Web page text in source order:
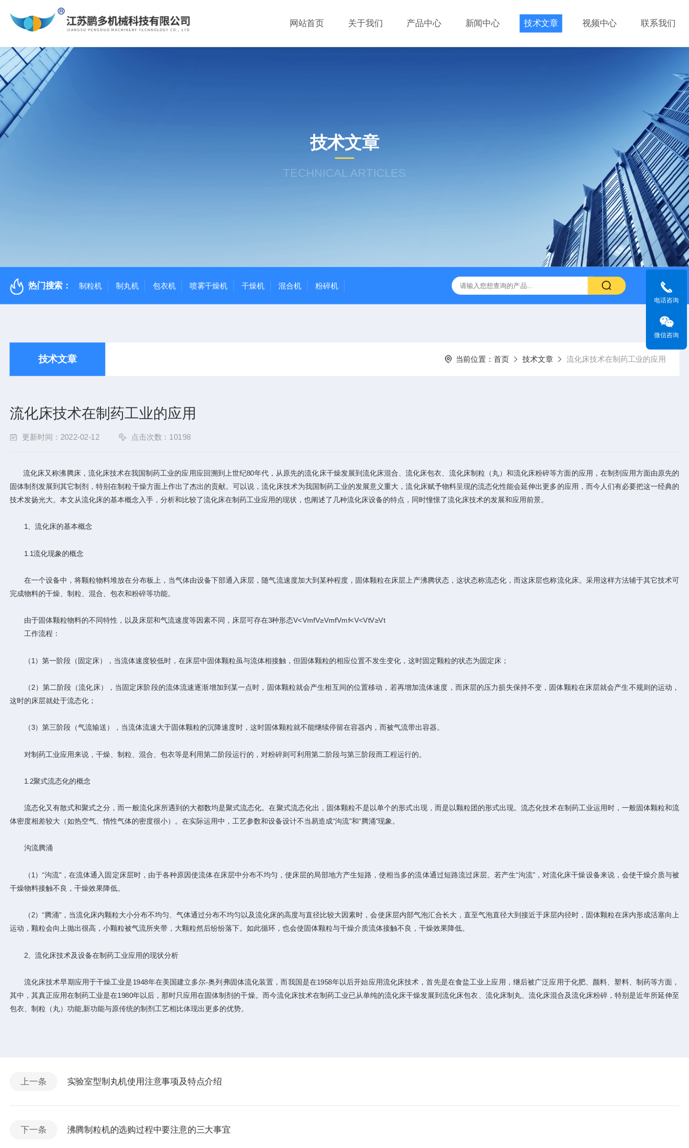
网站首页 关于我们 产品中心 新闻中心 技术文章 视频中心 联系我们
技术文章
TECHNICAL ARTICLES
热门搜索： 制粒机 制丸机 包衣机 喷雾干燥机 干燥机 混合机 粉碎机
技术文章 当前位置：首页 技术文章 流化床技术在制药工业的应用
流化床技术在制药工业的应用
更新时间：2022-02-12 点击次数：10198
流化床又称沸腾床，流化床技术在我国制药工业的应用应回溯到上世纪80年代，从原先的流化床干燥发展到流化床混合、流化床包衣、流化床制粒（丸）和流化床粉碎等方面的应用，在制剂应用方面由原先的
固体制剂发展到其它制剂，特别在制粒干燥方面上作出了杰出的贡献。可以说，流化床技术为我国制药工业的发展意义重大，流化床赋予物料呈现的流态化性能会延伸出更多的应用，而今人们有必要把这一经典的
技术发扬光大。本文从流化床的基本概念入手，分析和比较了流化床在制药工业应用的现状，也阐述了几种流化床设备的特点，同时憧憬了流化床技术的发展和应用前景。
1、流化床的基本概念
1.1流化现象的概念
在一个设备中，将颗粒物料堆放在分布板上，当气体由设备下部通入床层，随气流速度加大到某种程度，固体颗粒在床层上产沸腾状态，这状态称流态化，而这床层也称流化床。采用这样方法辅于其它技术可
完成物料的干燥、制粒、混合、包衣和粉碎等功能。
由于固体颗粒物料的不同特性，以及床层和气流速度等因素不同，床层可存在3种形态V<VmfV≥VmfVmf<V<VtV≥Vt
工作流程：
（1）第一阶段（固定床），当流体速度较低时，在床层中固体颗粒虽与流体相接触，但固体颗粒的相应位置不发生变化，这时固定颗粒的状态为固定床；
（2）第二阶段（流化床），当固定床阶段的流体流速逐渐增加到某一点时，固体颗粒就会产生相互间的位置移动，若再增加流体速度，而床层的压力损失保持不变，固体颗粒在床层就会产生不规则的运动，
这时的床层就处于流态化；
（3）第三阶段（气流输送），当流体流速大于固体颗粒的沉降速度时，这时固体颗粒就不能继续停留在容器内，而被气流带出容器。
对制药工业应用来说，干燥、制粒、混合、包衣等是利用第二阶段运行的，对粉碎则可利用第二阶段与第三阶段而工程运行的。
1.2聚式流态化的概念
流态化又有散式和聚式之分，而一般流化床所遇到的大都数均是聚式流态化。在聚式流态化出，固体颗粒不是以单个的形式出现，而是以颗粒团的形式出现。流态化技术在制药工业运用时，一般固体颗粒和流
体密度相差较大（如热空气、惰性气体的密度很小）。在实际运用中，工艺参数和设备设计不当易造成“沟流"和“腾涌"现象。
沟流腾涌
（1）“沟流"，在流体通入固定床层时，由于各种原因使流体在床层中分布不均匀，使床层的局部地方产生短路，使相当多的流体通过短路流过床层。若产生“沟流"，对流化床干燥设备来说，会使干燥介质与被
干燥物料接触不良，干燥效果降低。
（2）“腾涌"，当流化床内颗粒大小分布不均匀、气体通过分布不均匀以及流化床的高度与直径比较大因素时，会使床层内部气泡汇合长大，直至气泡直径大到接近于床层内径时，固体颗粒在床内形成活塞向上
运动，颗粒会向上抛出很高，小颗粒被气流所夹带，大颗粒然后纷纷落下。如此循环，也会使固体颗粒与干燥介质流体接触不良，干燥效果降低。
2、流化床技术及设备在制药工业应用的现状分析
流化床技术早期应用于干燥工业是1948年在美国建立多尔-奥列弗固体流化装置，而我国是在1958年以后开始应用流化床技术，首先是在食盐工业上应用，继后被广泛应用于化肥、颜料、塑料、制药等方面，
其中，其真正应用在制药工业是在1980年以后，那时只应用在固体制剂的干燥。而今流化床技术在制药工业已从单纯的流化床干燥发展到流化床包衣、流化床制丸、流化床混合及流化床粉碎，特别是近年所延伸至
包衣、制粒（丸）功能,新功能与原传统的制剂工艺相比体现出更多的优势。
上一条 实验室型制丸机使用注意事项及特点介绍
下一条 沸腾制粒机的选购过程中要注意的三大事宜
电话咨询
微信咨询